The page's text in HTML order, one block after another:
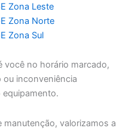
Zona Leste
Zona Norte
Zona Sul
você no horário marcado,
inconveniência
manutenção, valorizamos a